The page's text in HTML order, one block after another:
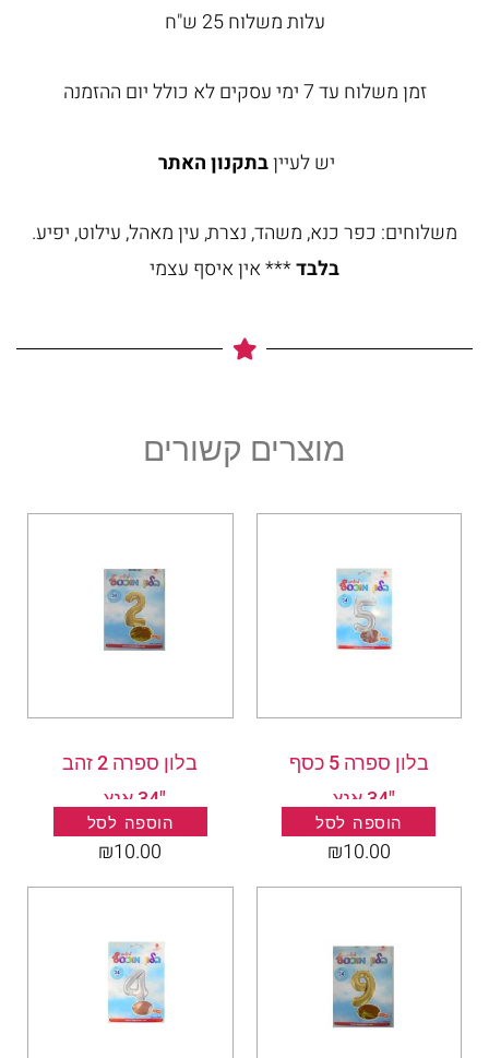
עלות משלוח 25 ש"ח
זמן משלוח עד 7 ימי עסקים לא כולל יום ההזמנה
יש לעייןבתקנון האתר
משלוחים: כפר כנא, משהד, נצרת, עין מאהל, עילוט, יפיע.
בלבד*** אין איסף עצמי
מוצרים קשורים
בלון ספרה 5 כסף
"34 אנץ .
הוספה לסל
₪10.00
בלון ספרה 2 זהב
"34 אנץ .
הוספה לסל
₪10.00